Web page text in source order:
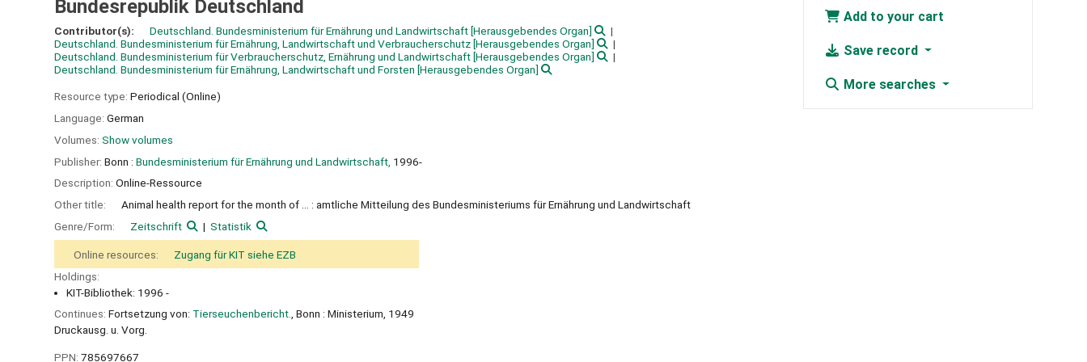
Bundesrepublik Deutschland
Contributor(s): Deutschland. Bundesministerium für Ernährung und Landwirtschaft [Herausgebendes Organ]
Deutschland. Bundesministerium für Ernährung, Landwirtschaft und Verbraucherschutz [Herausgebendes Organ]
Deutschland. Bundesministerium für Verbraucherschutz, Ernährung und Landwirtschaft [Herausgebendes Organ]
Deutschland. Bundesministerium für Ernährung, Landwirtschaft und Forsten [Herausgebendes Organ]
Resource type: Periodical (Online)
Language: German
Volumes: Show volumes
Publisher: Bonn : Bundesministerium für Ernährung und Landwirtschaft, 1996-
Description: Online-Ressource
Other title:
Animal health report for the month of ... : amtliche Mitteilung des Bundesministeriums für Ernährung und Landwirtschaft
Genre/Form:
Zeitschrift Statistik
Online resources:
Zugang für KIT siehe EZB
Holdings:
KIT-Bibliothek: 1996 -
Continues: Fortsetzung von: Tierseuchenbericht., Bonn : Ministerium, 1949
Druckausg. u. Vorg.
PPN: 785697667
Add to your cart
Save record
More searches